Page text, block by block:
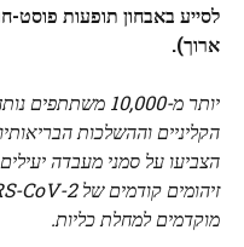
לסייע באבחון תופעות פוסט-
ארוך).
יותר מ-10,000
מוקדמים למחלת כליות.